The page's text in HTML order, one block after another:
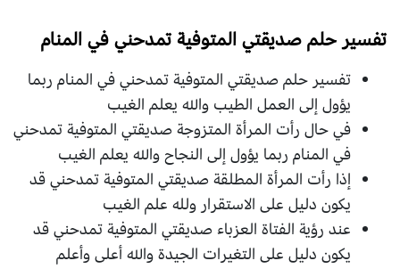
تفسير حلم صديقتي المتوفية تمدحني في المنام
تفسير حلم صديقتي المتوفية تمدحني في المنام ربما
يؤول إلى العمل الطيب والله يعلم الغيب
في حال رأت المرأة المتزوجة صديقتي المتوفية تمدحني
في المنام ربما يؤول إلى النجاح والله يعلم الغيب
إذا رأت المرأة المطلقة صديقتي المتوفية تمدحني قد
يكون دليل على الاستقرار ولله علم الغيب
عند رؤية الفتاة العزباء صديقتي المتوفية تمدحني قد
يكون دليل على التغيرات الجيدة والله أعلى وأعلم